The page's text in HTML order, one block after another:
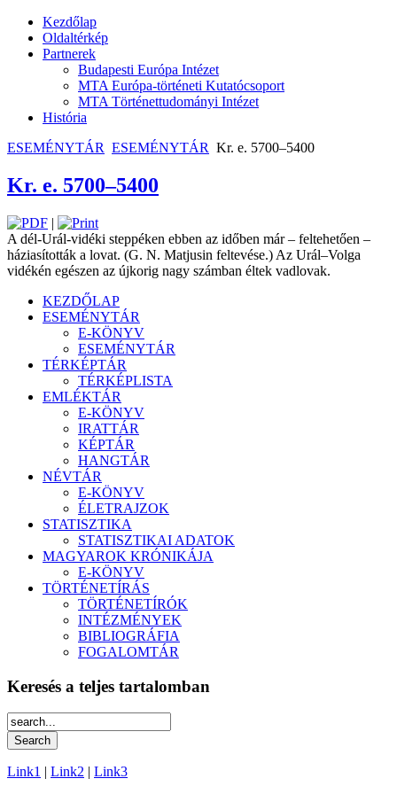
Kezdőlap
Oldaltérkép
Partnerek
Budapesti Európa Intézet
MTA Európa-történeti Kutatócsoport
MTA Történettudományi Intézet
História
ESEMÉNYTÁR ESEMÉNYTÁR Kr. e. 5700–5400
Kr. e. 5700–5400
|
A dél-Urál-vidéki steppéken ebben az időben már – feltehetően –
háziasították a ­lovat. (G. N. Matjusin feltevése.) Az Urál–­Volga
vidékén egészen az újkorig nagy számban éltek vadlovak.
KEZDŐLAP
ESEMÉNYTÁR
E-KÖNYV
ESEMÉNYTÁR
TÉRKÉPTÁR
TÉRKÉPLISTA
EMLÉKTÁR
E-KÖNYV
IRATTÁR
KÉPTÁR
HANGTÁR
NÉVTÁR
E-KÖNYV
ÉLETRAJZOK
STATISZTIKA
STATISZTIKAI ADATOK
MAGYAROK KRÓNIKÁJA
E-KÖNYV
TÖRTÉNETÍRÁS
TÖRTÉNETÍRÓK
INTÉZMÉNYEK
BIBLIOGRÁFIA
FOGALOMTÁR
Keresés a teljes tartalomban
Link1 | Link2 | Link3